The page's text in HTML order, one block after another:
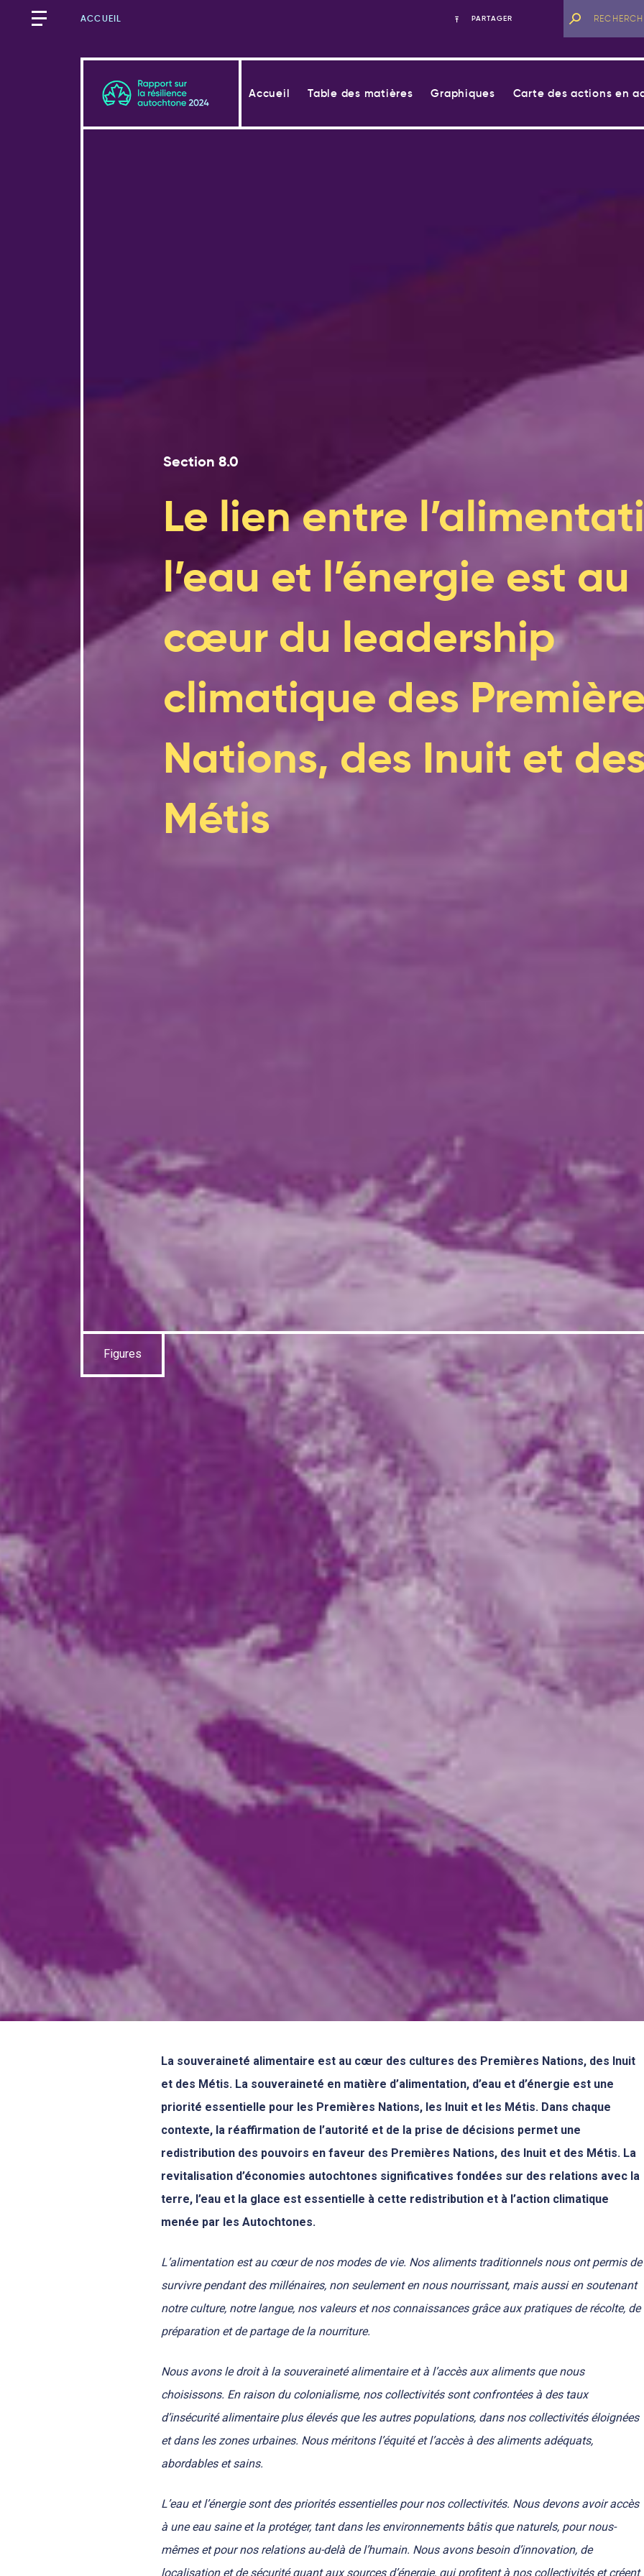
ACCUEIL PARTAGER
Accueil Table des matières Graphiques Carte des actions en
Section 8.0
Le lien entre
l’eau et l’énergie est au
cœur du leadership
climatique des
Nations, des Inuit et
Métis
Figures
La souveraineté alimentaire est au cœur des cultures des Premières Nations, des Inuit
et des Métis. La souveraineté en matière d’alimentation, d’eau et d’énergie est une
priorité essentielle pour les Premières Nations, les Inuit et les Métis. Dans chaque
contexte, la réaffirmation de l’autorité et de la prise de décisions permet une
redistribution des pouvoirs en faveur des Premières Nations, des Inuit et des Métis. La
revitalisation d’économies autochtones significatives fondées sur des relations avec la
terre, l’eau et la glace est essentielle à cette redistribution et à l’action climatique
menée par les Autochtones.
L’alimentation est au cœur de nos modes de vie. Nos aliments traditionnels nous ont permis de
survivre pendant des millénaires, non seulement en nous nourrissant, mais aussi en soutenant
notre culture, notre langue, nos valeurs et nos connaissances grâce aux pratiques de récolte, de
préparation et de partage de la nourriture.
Nous avons le droit à la souveraineté alimentaire et à l’accès aux aliments que nous
choisissons. En raison du colonialisme, nos collectivités sont confrontées à des taux
d’insécurité alimentaire plus élevés que les autres populations, dans nos collectivités éloignées
et dans les zones urbaines. Nous méritons l’équité et l’accès à des aliments adéquats,
abordables et sains.
L’eau et l’énergie sont des priorités essentielles pour nos collectivités. Nous devons avoir accès
à une eau saine et la protéger, tant dans les environnements bâtis que naturels, pour nous-
mêmes et pour nos relations au-delà de l’humain. Nous avons besoin d’innovation, de
localisation et de sécurité quant aux sources d’énergie, qui profitent à nos collectivités et créent